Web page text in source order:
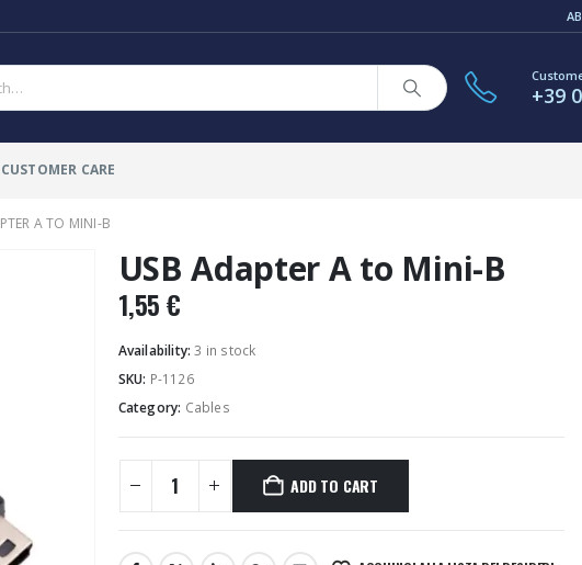
+39
CUSTOMER CARE
A TO MINI-B
USB Adapter A to Mini-B
1,55€
Availability:3 in stock
SKU: P-1126
Category: Cables
ADD TO CART